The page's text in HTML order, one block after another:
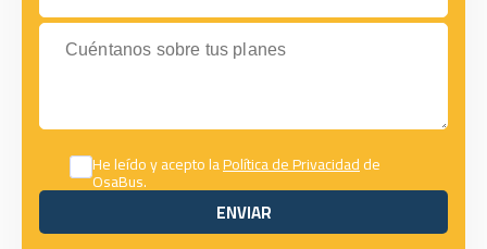
Cuéntanos sobre tus planes
He leído y acepto laPolítica de Privacidadde
OsaBus.
ENVIAR
ENVIAR